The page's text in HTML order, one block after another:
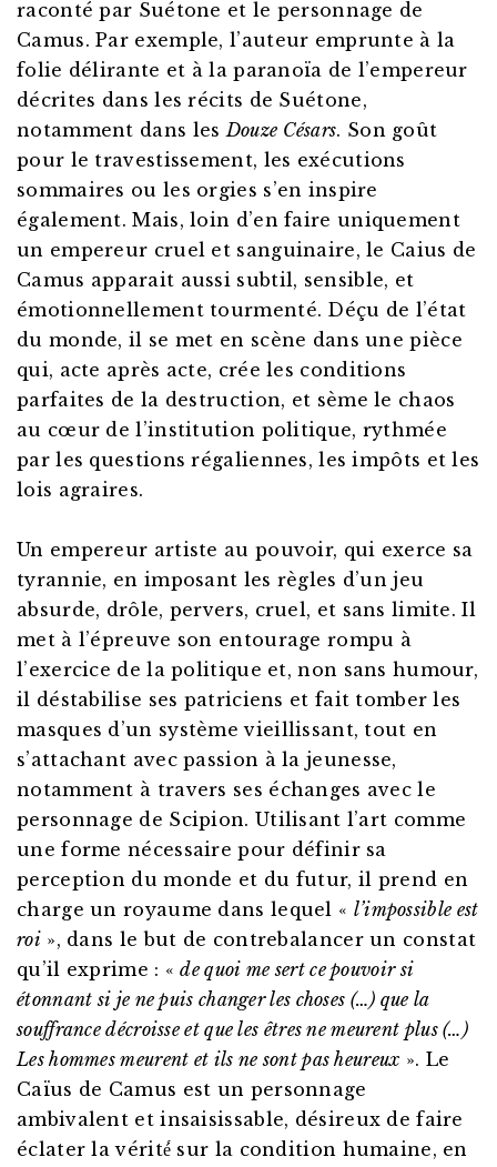
raconté par Suétone et le personnage de
Camus. Par exemple, l’auteur emprunte à la
folie délirante et à la paranoïa de l’empereur
décrites dans les récits de Suétone,
notamment dans lesDouze Césars. Son goût
pour le travestissement, les exécutions
sommaires ou les orgies s’en inspire
également. Mais, loin d’en faire uniquement
un empereur cruel et sanguinaire, le Caius de
Camus apparait aussi subtil, sensible, et
émotionnellement tourmenté. Déçu de l’état
du monde, il se met en scène dans une pièce
qui, acte après acte, crée les conditions
parfaites de la destruction, et sème le chaos
au cœur de l’institution politique, rythmée
par les questions régaliennes, les impôts et les
lois agraires.
Un empereur artiste au pouvoir, qui exerce sa
tyrannie, en imposant les règles d’un jeu
absurde, drôle, pervers, cruel, et sans limite. Il
met à l’épreuve son entourage rompu à
l’exercice de la politique et, non sans humour,
il déstabilise ses patriciens et fait tomber les
masques d’un système vieillissant, tout en
s’attachant avec passion à la jeunesse,
notamment à travers ses échanges avec le
personnage de Scipion. Utilisant l’art comme
une forme nécessaire pour définir sa
perception du monde et du futur, il prend en
charge un royaume dans lequel « l’impossible est
roi», dans le but de contrebalancer un constat
qu’il exprime : «de quoi me sert ce pouvoir si
étonnant si je ne puis changer les choses (…) que la
souffrance décroisse et que les êtres ne meurent plus (…)
Les hommes meurent et ils ne sont pas heureux ». Le
Caïus de Camus est un personnage
ambivalent et insaisissable, désireux de faire
éclater la vérité́ sur la condition humaine, en